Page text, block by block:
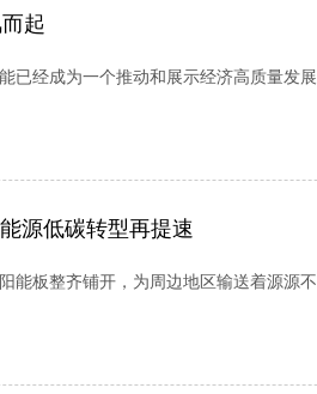
起
已经成为一个推动和展示经济高质量发
源低碳转型再提速
能板整齐铺开，为周边地区输送着源源